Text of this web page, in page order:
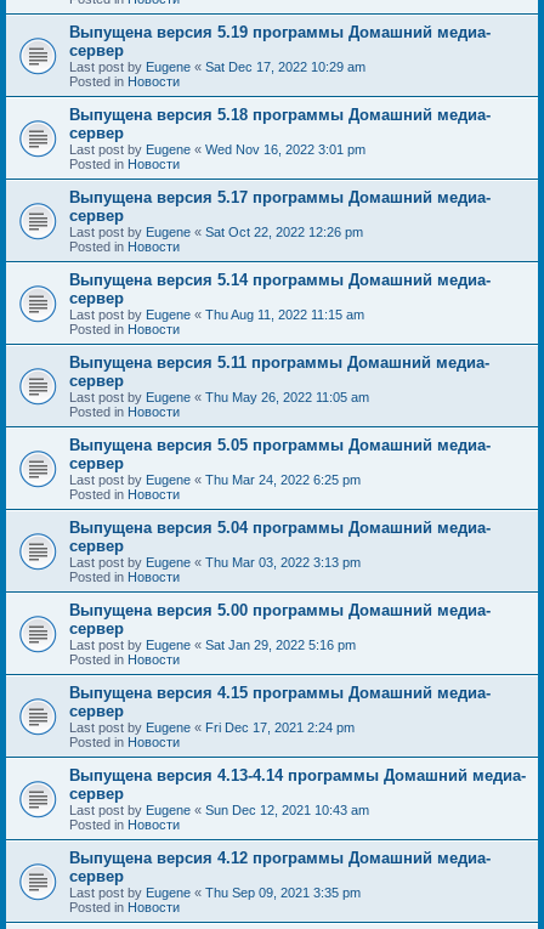
Выпущена версия 5.19 программы Домашний медиа-
сервер
Last post by Eugene « Sat Dec 17, 2022 10:29 am
Posted in Новости
Выпущена версия 5.18 программы Домашний медиа-
сервер
Last post by Eugene « Wed Nov 16, 2022 3:01 pm
Posted in Новости
Выпущена версия 5.17 программы Домашний медиа-
сервер
Last post by Eugene « Sat Oct 22, 2022 12:26 pm
Posted in Новости
Выпущена версия 5.14 программы Домашний медиа-
сервер
Last post by Eugene « Thu Aug 11, 2022 11:15 am
Posted in Новости
Выпущена версия 5.11 программы Домашний медиа-
сервер
Last post by Eugene « Thu May 26, 2022 11:05 am
Posted in Новости
Выпущена версия 5.05 программы Домашний медиа-
сервер
Last post by Eugene « Thu Mar 24, 2022 6:25 pm
Posted in Новости
Выпущена версия 5.04 программы Домашний медиа-
сервер
Last post by Eugene « Thu Mar 03, 2022 3:13 pm
Posted in Новости
Выпущена версия 5.00 программы Домашний медиа-
сервер
Last post by Eugene « Sat Jan 29, 2022 5:16 pm
Posted in Новости
Выпущена версия 4.15 программы Домашний медиа-
сервер
Last post by Eugene « Fri Dec 17, 2021 2:24 pm
Posted in Новости
Выпущена версия 4.13-4.14 программы Домашний медиа-
сервер
Last post by Eugene « Sun Dec 12, 2021 10:43 am
Posted in Новости
Выпущена версия 4.12 программы Домашний медиа-
сервер
Last post by Eugene « Thu Sep 09, 2021 3:35 pm
Posted in Новости